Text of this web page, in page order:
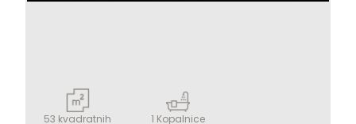
53 kvadratnih 1 Kopalnice